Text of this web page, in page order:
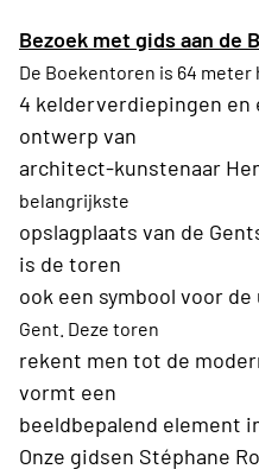
Bezoek met gids aan de
De Boekentoren is 64
4 kelderverdiepingen en
ontwerp van
architect-kunstenaar
belangrijkste
opslagplaats van de
is de toren
ook een symbool voor
Gent. Deze toren
rekent men tot de
vormt een
beeldbepalend element
Onze gidsen Stéphane